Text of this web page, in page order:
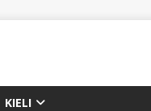
KIELI